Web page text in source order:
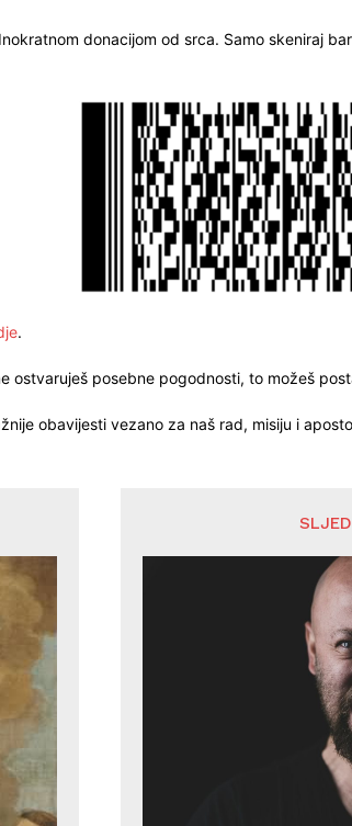
donacijom od srca. Samo skeniraj
.
ostvaruješ posebne pogodnosti, to možeš
obavijesti vezano za naš rad, misiju i